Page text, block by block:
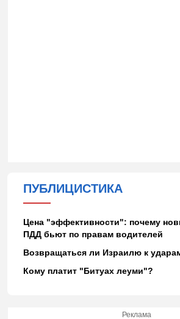
ПУБЛИЦИСТИКА
Цена "эффективности": почему
ПДД бьют по правам водителей
Возвращаться ли Израилю к
Кому платит "Битуах леуми"?
Реклама